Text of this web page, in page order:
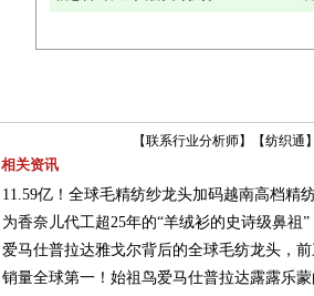
【纺织通 】
【联系行业分析师】
相关资讯
11.59亿！全球毛精纺纱龙头加码越南高档精
为香奈儿代工超25年的“羊绒衫的史诗级鼻祖
爱马仕普拉达雅戈尔背后的全球毛纺龙头，前
销量全球第一！始祖鸟爱马仕普拉达露露乐